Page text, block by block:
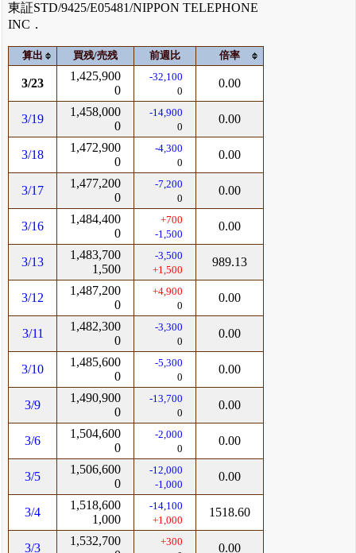
東証STD/9425/E05481/NIPPON TELEPHONE
INC．
算出 買残/売残 前週比 倍率
3/23
1,425,900
0
-32,100
0
0.00
3/19
1,458,000
0
-14,900
0
0.00
3/18
1,472,900
0
-4,300
0
0.00
3/17
1,477,200
0
-7,200
0
0.00
3/16
1,484,400
0
+700
-1,500
0.00
3/13
1,483,700
1,500
-3,500
+1,500
989.13
3/12
1,487,200
0
+4,900
0
0.00
3/11
1,482,300
0
-3,300
0
0.00
3/10
1,485,600
0
-5,300
0
0.00
3/9
1,490,900
0
-13,700
0
0.00
3/6
1,504,600
0
-2,000
0
0.00
3/5
1,506,600
0
-12,000
-1,000
0.00
3/4
1,518,600
1,000
-14,100
+1,000
1518.60
3/3
1,532,700
+300
0.00